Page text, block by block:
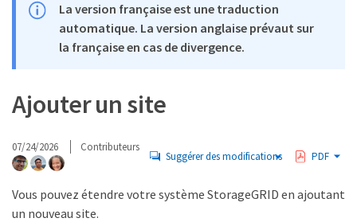
La version française est une traduction
automatique. La version anglaise prévaut sur
la française en cas de divergence.
Ajouter un site
07/24/2026 Contributeurs
Suggérer des modifications PDF
Vous pouvez étendre votre système StorageGRID en ajoutant
un nouveau site.